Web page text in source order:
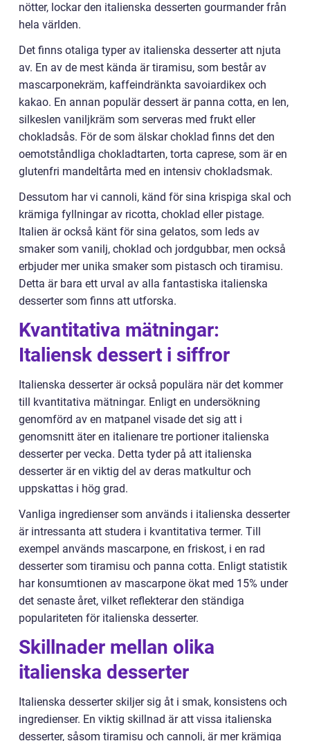
nötter, lockar den italienska desserten gourmander från
hela världen.
Det finns otaliga typer av italienska desserter att njuta
av. En av de mest kända är tiramisu, som består av
mascarponekräm, kaffeindränkta savoiardikex och
kakao. En annan populär dessert är panna cotta, en len,
silkeslen vaniljkräm som serveras med frukt eller
chokladsås. För de som älskar choklad finns det den
oemotståndliga chokladtarten, torta caprese, som är en
glutenfri mandeltårta med en intensiv chokladsmak.
Dessutom har vi cannoli, känd för sina krispiga skal och
krämiga fyllningar av ricotta, choklad eller pistage.
Italien är också känt för sina gelatos, som leds av
smaker som vanilj, choklad och jordgubbar, men också
erbjuder mer unika smaker som pistasch och tiramisu.
Detta är bara ett urval av alla fantastiska italienska
desserter som finns att utforska.
Kvantitativa mätningar:
Italiensk dessert i siffror
Italienska desserter är också populära när det kommer
till kvantitativa mätningar. Enligt en undersökning
genomförd av en matpanel visade det sig att i
genomsnitt äter en italienare tre portioner italienska
desserter per vecka. Detta tyder på att italienska
desserter är en viktig del av deras matkultur och
uppskattas i hög grad.
Vanliga ingredienser som används i italienska desserter
är intressanta att studera i kvantitativa termer. Till
exempel används mascarpone, en friskost, i en rad
desserter som tiramisu och panna cotta. Enligt statistik
har konsumtionen av mascarpone ökat med 15% under
det senaste året, vilket reflekterar den ständiga
populariteten för italienska desserter.
Skillnader mellan olika
italienska desserter
Italienska desserter skiljer sig åt i smak, konsistens och
ingredienser. En viktig skillnad är att vissa italienska
desserter, såsom tiramisu och cannoli, är mer krämiga